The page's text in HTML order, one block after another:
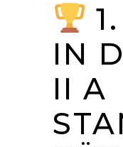
IN
II A